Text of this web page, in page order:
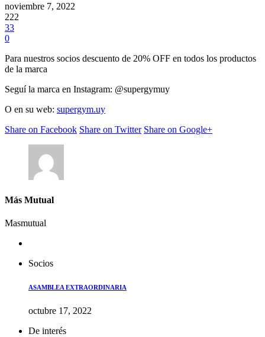
noviembre 7, 2022
222
33
0
Para nuestros socios descuento de 20% OFF en todos los productos
de la marca
Seguí la marca en Instagram: @supergymuy
O en su web: supergym.uy
Share on Facebook Share on Twitter Share on Google+
Más Mutual
Masmutual
Socios
ASAMBLEA EXTRAORDINARIA
octubre 17, 2022
De interés